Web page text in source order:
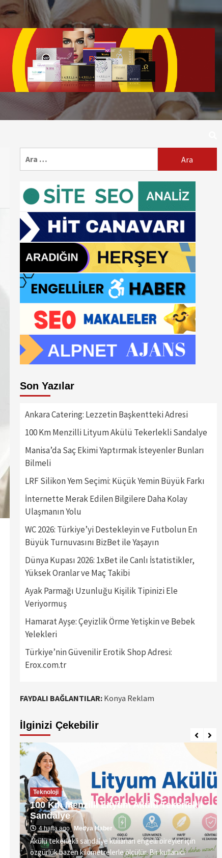
Son Yazılar
Ankara Catering: Lezzetin Başkentteki Adresi
100 Km Menzilli Lityum Akülü Tekerlekli Sandalye
Manisa’da Saç Ekimi Yaptırmak İsteyenler Bunları
Bilmeli
LRF Silikon Yem Seçimi: Küçük Yemin Büyük Farkı
İnternette Merak Edilen Bilgilere Daha Kolay
Ulaşmanın Yolu
WC 2026: Türkiye’yi Destekleyin ve Futbolun En
Büyük Turnuvasını BizBet ile Yaşayın
Dünya Kupası 2026: 1xBet ile Canlı İstatistikler,
Yüksek Oranlar ve Maç Takibi
Ayak Parmağı Uzunluğu Kişilik Tipinizi Ele
Veriyormuş
Hamarat Ayşe: Çeyizlik Örme Yetişkin ve Bebek
Yelekleri
Türkiye’nin Güvenilir Erotik Shop Adresi:
Erox.com.tr
FAYDALI BAĞLANTILAR: Konya Reklam
İlginizi Çekebilir
Teknoloji
100 Km Menzilli Lityum Akülü Tekerlekli
Sandalye
4 hafta ago Medya Haber
Akülü tekerlekli sandalye kullanan engelli bireyler için
özgürlük bazen kilometrelerle ölçülür. Bir kullanıcı